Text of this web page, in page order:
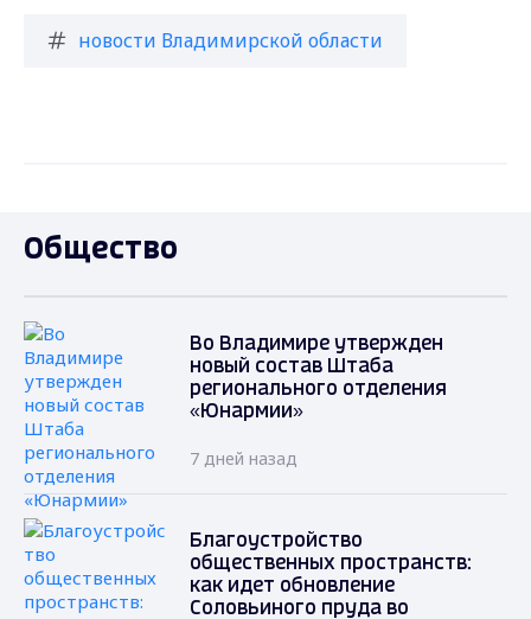
новости Владимирской области
Общество
Во Владимире утвержден
новый состав Штаба
регионального отделения
«Юнармии»
7 дней назад
Благоустройство
общественных пространств:
как идет обновление
Соловьиного пруда во